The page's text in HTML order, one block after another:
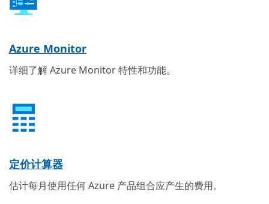
Azure Monitor
详细了解 Azure Monitor 特性和功能。
定价计算器
估计每月使用任何 Azure 产品组合应产生的费用。